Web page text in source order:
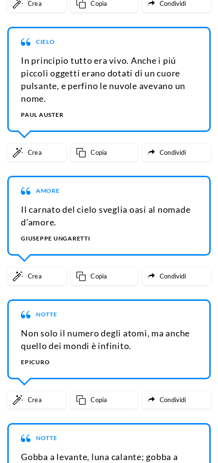
Crea Copia Condividi
CIELO
In principio tutto era vivo. Anche i piú
piccoli oggetti erano dotati di un cuore
pulsante, e perfino le nuvole avevano un
nome.
PAUL AUSTER
Crea Copia Condividi
AMORE
Il carnato del cielo sveglia oasi al nomade
d’amore.
GIUSEPPE UNGARETTI
Crea Copia Condividi
NOTTE
Non solo il numero degli atomi, ma anche
quello dei mondi è infinito.
EPICURO
Crea Copia Condividi
NOTTE
Gobba a levante, luna calante; gobba a